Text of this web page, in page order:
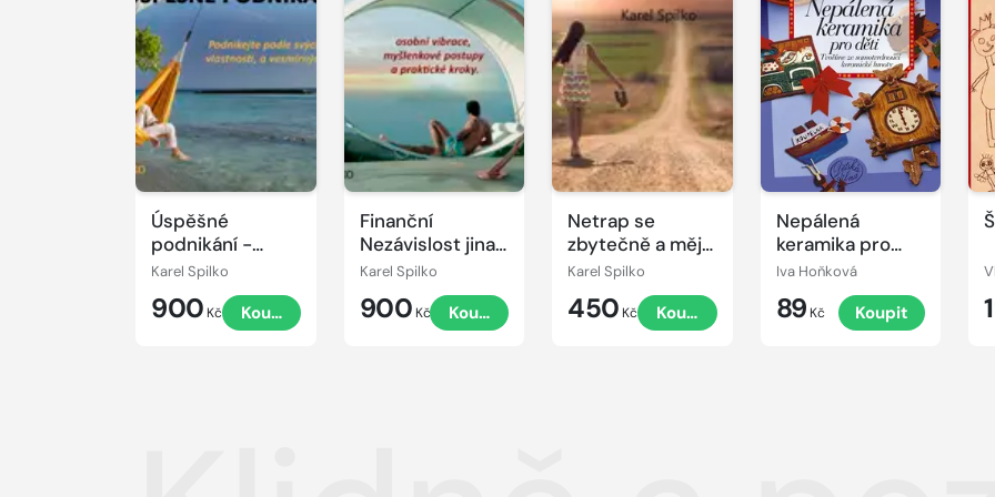
Úspěšné
podnikání -
podnikejte
podle svých
hodnot,
vlastností a
Karel Spilko
900 Kč Koupit
Finanční
Nezávislost jinak
- styl života,
myšlenkové
postupy a
Karel Spilko
900 Kč Koupit
Netrap se
zbytečně a měj
(se) rád aneb co
by to bylo,
kdyby to byla
Karel Spilko
450 Kč Koupit
Nepálená
keramika pro
děti
Iva Hoňková
89 Kč Koupit